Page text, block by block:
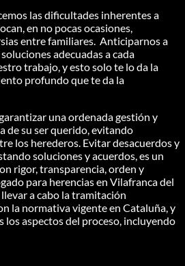
las dificultades inherentes a
en no pocas ocasiones,
entre familiares. Anticiparnos a
adecuadas a cada
trabajo, y esto solo te lo da la
profundo que te da la
una ordenada gestión y
de su ser querido, evitando
los herederos. Evitar desacuerdos y
soluciones y acuerdos, es un
rigor, transparencia, orden y
para herencias en Vilafranca del
a cabo la tramitación
la normativa vigente en Cataluña, y
aspectos del proceso, incluyendo